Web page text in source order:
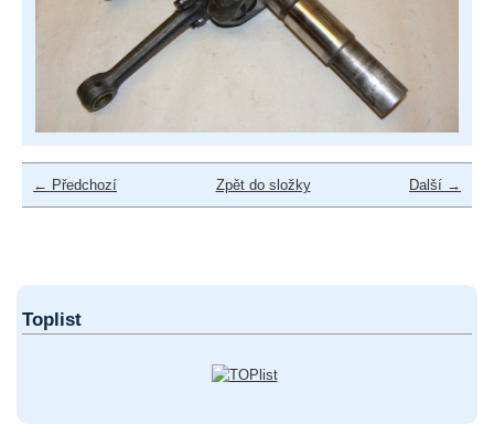
← Předchozí Další →
Zpět do složky
Toplist